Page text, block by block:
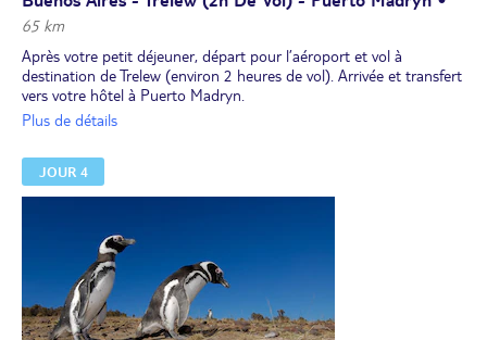
65 km
Après votre petit déjeuner, départ pour l’aéroport et vol à
destination de Trelew (environ 2 heures de vol). Arrivée et transfert
vers votre hôtel à Puerto Madryn.
Déjeuner et temps libres pour vous promener dans la ville.
Plus de détails
JOUR 4